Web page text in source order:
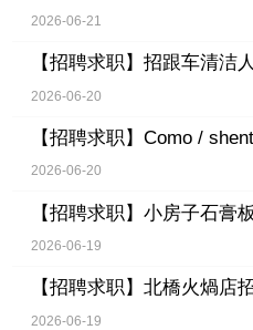
2026-06-21
【招聘求职】 招跟车清洁
2026-06-20
【招聘求职】 Como /
2026-06-20
【招聘求职】 小房子石膏
2026-06-19
【招聘求职】 北橋火煱店
2026-06-19